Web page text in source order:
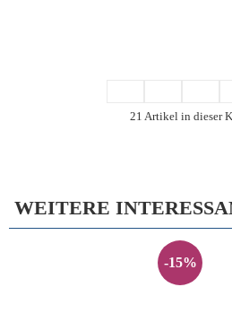
21 Artikel in dieser
WEITERE
-15%